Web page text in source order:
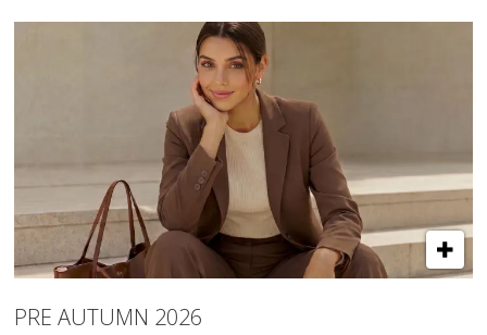
PRE AUTUMN 2026